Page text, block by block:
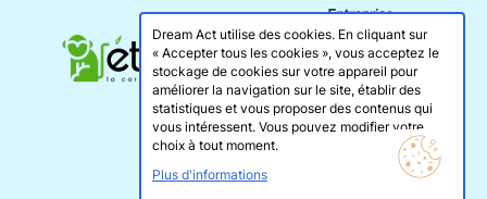
Dream Act utilise des cookies. En cliquant sur
« Accepter tous les cookies », vous acceptez le
stockage de cookies sur votre appareil pour
améliorer la navigation sur le site, établir des
statistiques et vous proposer des contenus qui
vous intéressent. Vous pouvez modifier votre
choix à tout moment.
Plus d'informations